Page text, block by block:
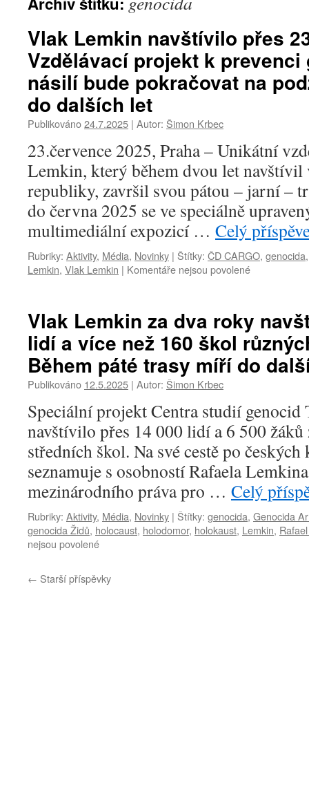
Vlak Lemkin navštívilo přes
Vzdělávací projekt k
násilí bude pokračovat na
do dalších let
Publikováno24.7.2025 | Autor: Šimon Krbec
23.července 2025, Praha – Unikátní
Lemkin, který během dvou let navštívil
republiky, završil svou pátou – jarní –
do června 2025 se ve speciálně
multimediální expozicí … Celý
Rubriky: Aktivity, Média, Novinky | Štítky: ČD CARGO, genocida
Lemkin, Vlak Lemkin | Komentáře nejsou povolené
Vlak
Lemkin
navštívilo
přes
lidí.
Vzdělávací
projekt
k
prevenci
genocidního
násilí
bude
pokračovat
na
Vlak Lemkin za dva roky
lidí a více než 160 škol
Během páté trasy míří do
Publikováno 12.5.2025 | Autor: Šimon Krbec
Speciální projekt Centra studií genocid
navštívilo přes 14 000 lidí a 6 500 žáků
středních škol. Na své cestě po
seznamuje s osobností Rafaela
mezinárodního práva pro … Celý
Rubriky: Aktivity, Média, Novinky | Štítky: genocida, Genocida
genocida Židů, holocaust, holodomor, holokaust, Lemkin,
nejsou povolené
názvem
← Starší příspěvky